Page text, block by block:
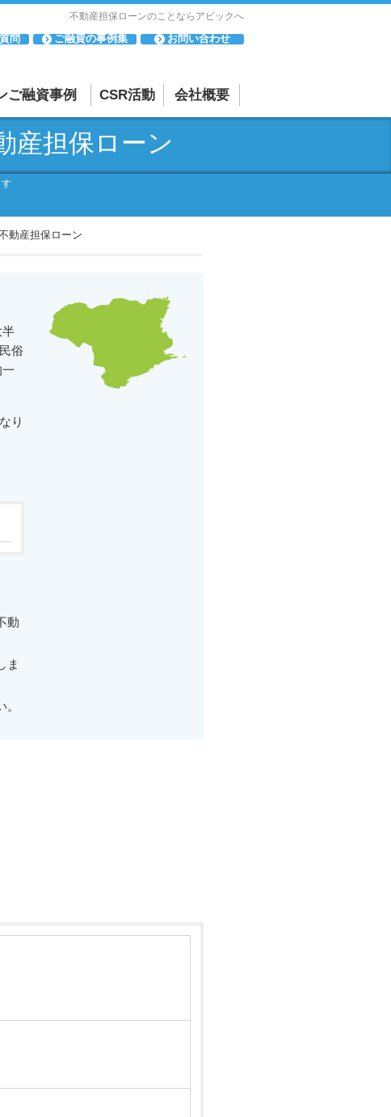
不動産担保ローンのことならアビックへ
問 ご融資の事例集 お問い合わせ
ご融資事例 CSR活動
「母と子の集い」
について
会社概要
産担保ローン
す
動産担保ローン
半
俗
り
動
ま